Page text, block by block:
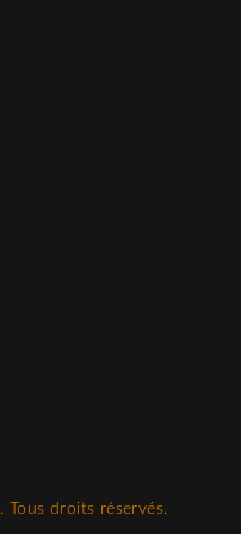
. Tous droits réservés.